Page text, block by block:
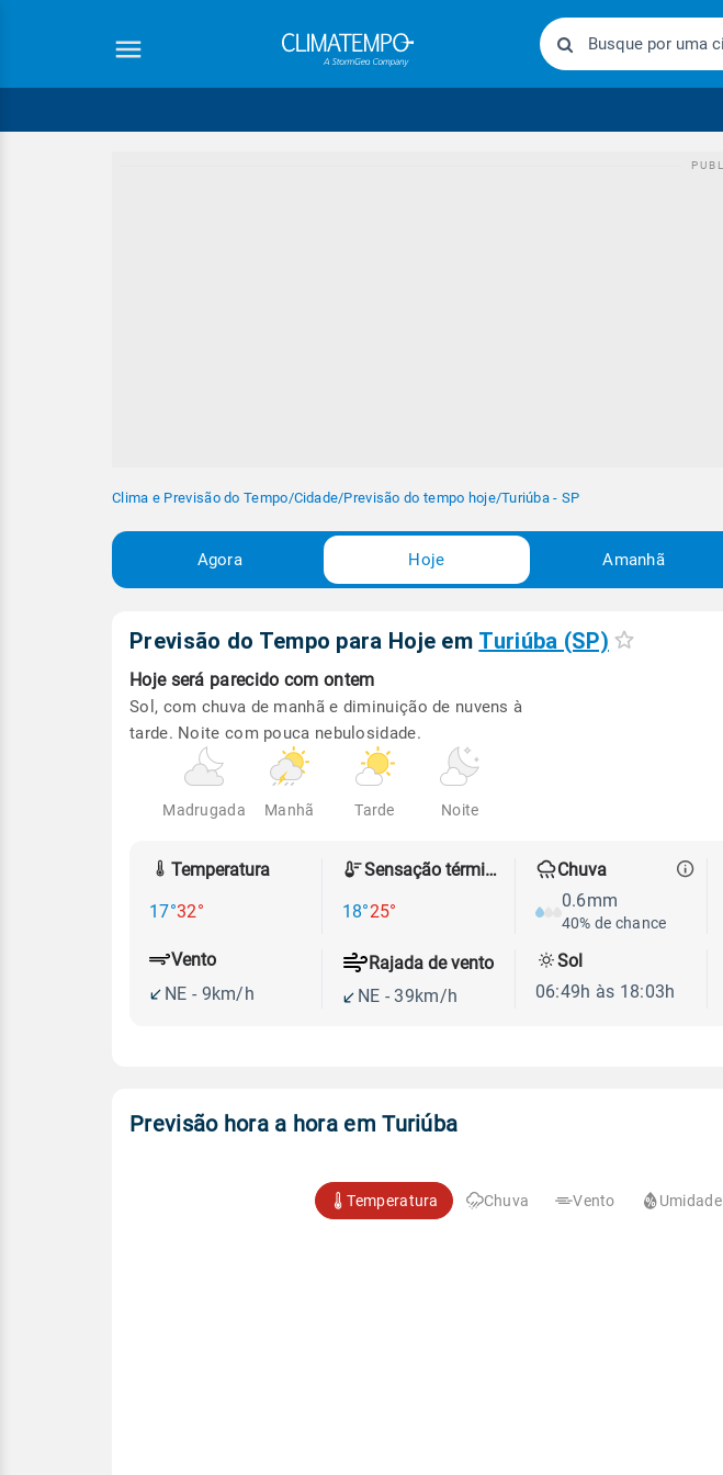
Clima e Previsão do Tempo/Cidade/Previsão do tempo hoje/Turiúba - SP
Agora Hoje Amanhã
Previsão do Tempo para Hoje em Turiúba (SP)
Hoje será parecido com ontem
Sol, com chuva de manhã e diminuição de nuvens à
tarde. Noite com pouca nebulosidade.
Madrugada Manhã Tarde Noite
Temperatura
17°32°
Sensação térmica
18°25°
Chuva
0.6mm
40% de chance
Vento
NE - 9km/h
Rajada de vento
NE - 39km/h
Sol
06:49h às 18:03h
Previsão hora a hora em Turiúba
Temperatura Chuva Vento Umidade